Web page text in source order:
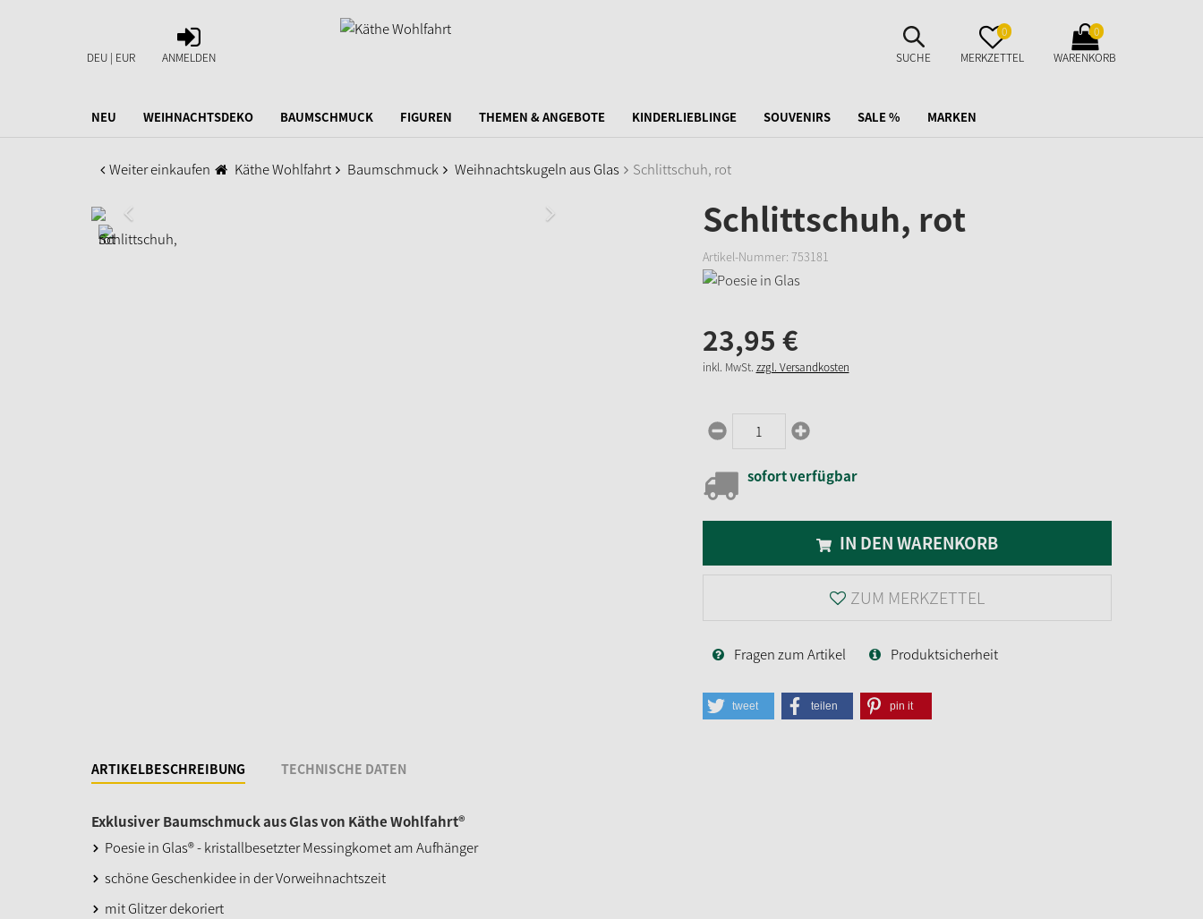
DEU | EUR
ANMELDEN
ANMELDEN
SUCHE
AUFKLAPPEN
SUCHE
MERKZETTEL
AUFKLAPPEN
0
MERKZETTEL
WARENKORB
AUFKLAPPEN
0
WARENKORB
NEU WEIHNACHTSDEKO BAUMSCHMUCK FIGUREN THEMEN & ANGEBOTE KINDERLIEBLINGE SOUVENIRS SALE % MARKEN
Weiter einkaufen Käthe Wohlfahrt Baumschmuck Weihnachtskugeln aus Glas Schlittschuh, rot
Schlittschuh, rot
Artikel-Nummer: 753181
23,95 €
inkl. MwSt. zzgl. Versandkosten
sofort verfügbar
IN DEN WARENKORB
ZUM MERKZETTEL
Fragen zum Artikel Produktsicherheit
tweet teilen pin it
ARTIKELBESCHREIBUNG TECHNISCHE DATEN
Exklusiver Baumschmuck aus Glas von Käthe Wohlfahrt®
Poesie in Glas® - kristallbesetzter Messingkomet am Aufhänger
schöne Geschenkidee in der Vorweihnachtszeit
mit Glitzer dekoriert